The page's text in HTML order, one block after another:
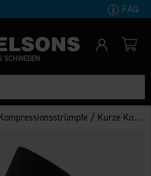
FAQ
SCHWEDEN
/ Kurze Kompressionsstrümpfe 16-18 mmHg